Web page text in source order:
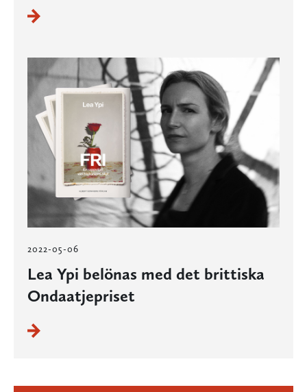
2022-05-06
Lea Ypi belönas med det brittiska
Ondaatjepriset